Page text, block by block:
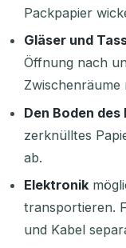
Packpapier
Gläser und
Öffnung nach
Zwischenräume
Den Boden
zerknülltes
ab.
Elektronik
transportieren.
und Kabel